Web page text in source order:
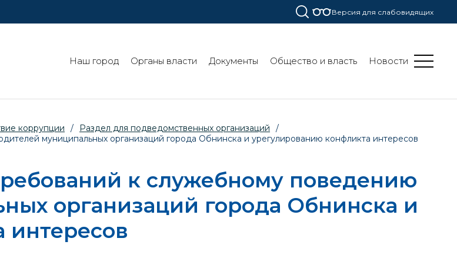
Версия для слабовидящих
Наш город Органы власти Документы Общество и власть Новости
коррупции / Раздел для подведомственных организаций
/
муниципальных организаций города Обнинска и урегулированию конфликта интересов
к служебному поведению
организаций города Обнинска и
интересов